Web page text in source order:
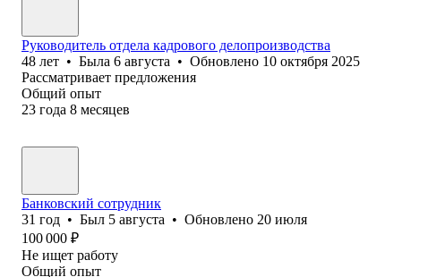
Руководитель отдела кадрового делопроизводства
48 лет • Была 6 августа • Обновлено 10 октября 2025
Рассматривает предложения
Общий опыт
23 года 8 месяцев
Банковский сотрудник
31 год • Был 5 августа • Обновлено 20 июля
100 000 ₽
Не ищет работу
Общий опыт